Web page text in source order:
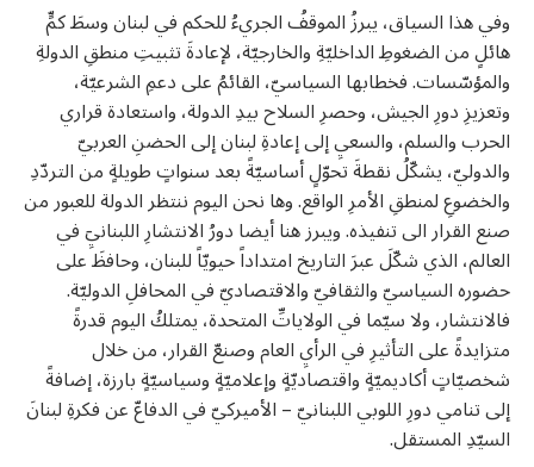
وفي هذا السياق، يبرزُ الموقفُ الجريءُ للحكم في لبنان وسطَ كمٍّ
هائلٍ من الضغوطِ الداخليّةِ والخارجيّة، لإعادةَ تثبيتِ منطقِ الدولةِ
والمؤسّسات. فخطابها السياسيّ، القائمُ على دعمِ الشرعيّة،
وتعزيزِ دورِ الجيش، وحصرِ السلاح بيدِ الدولة، واستعادة قراري
الحرب والسلم، والسعيِ إلى إعادةِ لبنان إلى الحضنِ العربيّ
والدوليّ، يشكّلُ نقطةَ تحوّلٍ أساسيّةً بعد سنواتٍ طويلةٍ من التردّدِ
والخضوعِ لمنطقِ الأمرِ الواقع. وها نحن اليوم ننتظر الدولة للعبور من
صنع القرار الى تنفيذه. ويبرز هنا أيضا دورُ الانتشارِ اللبنانيِٓ في
العالم، الذي شكّلَ عبرَ التاريخ امتداداً حيويّاً للبنان، وحافظَ على
حضوره السياسيّ والثقافيّ والاقتصاديّ في المحافلِ الدوليّة.
فالانتشار، ولا سيّما في الولاياتِّ المتحدة، يمتلكُ اليوم قدرةً
متزايدةً على التأثيرِ في الرأيِ العام وصنعّ القرار، من خلال
شخصيّاتٍ أكاديميّةٍ واقتصاديّةٍ وإعلاميّةٍ وسياسيّةٍ بارزة، إضافةً
إلى تنامي دورِ اللوبي اللبنانيّ – الأميركيّ في الدفاعّ عن فكرةِ لبنانَ
السيّدِ المستقل.